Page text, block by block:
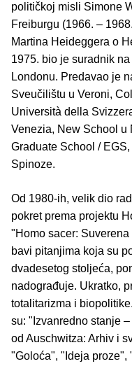
političkoj misli Simone
Freiburgu (1966. –
Martina Heideggera o
1975. bio je suradnik
Londonu. Predavao je
Sveučilištu u Veroni,
Università della
Venezia, New School u
Graduate School /
Spinoze.
Od 1980-ih, velik dio
pokret prema projektu
"Homo sacer:
bavi pitanjima koja su
dvadesetog stoljeća,
nadograđuje. Ukratko,
totalitarizma i
su: "Izvanredno stanje
od Auschwitza: Arhiv i
"Goloća", "Ideja proze",